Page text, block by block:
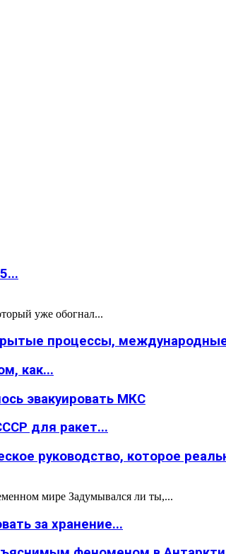
уже обогнал...
процессы,
как...
эвакуировать МКС
для ракет...
руководство, которое
мире Задумывался ли ты,...
за хранение...